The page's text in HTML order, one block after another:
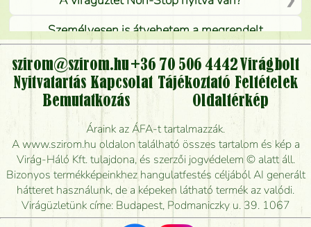
Személyesen is átvehetem a megrendelt
virágcsokrot, vagy csak virágküldéssel, kiszállítással
kérhető?
Vidékre is lehet rendelni?
Meddig rendelhetek virágküldést úgy, hogy még ma
kiszállítsák?
Mennyire gyorsan tudják elkészíteni a csokrot, és
mikor tudják leghamarabb kiszállítani?
Vörös rózsát keresek, van önöknél?
szirom@szirom.hu+36 70 506 4442Virágbolt
Nyitvatartás Kapcsolat Tájékoztató Feltételek
Bemutatkozás
Oldaltérkép
Áraink az ÁFA-t tartalmazzák.
A www.szirom.hu oldalon található összes tartalom és kép a
Virág-Háló Kft. tulajdona, és szerzői jogvédelem © alatt áll.
Bizonyos termékképeinkhez hangulatfestés céljából AI generált
hátteret használunk, de a képeken látható termék az valódi.
Virágüzletünk címe: Budapest, Podmaniczky u. 39. 1067